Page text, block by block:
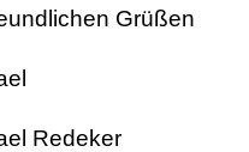
Grüßen
Redeker